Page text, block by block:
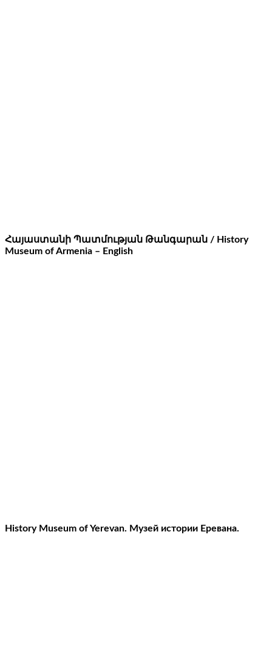
Հայաստանի Պատմության Թանգարան / History
Museum of Armenia – English
History Museum of Yerevan. Музей истории Еревана.